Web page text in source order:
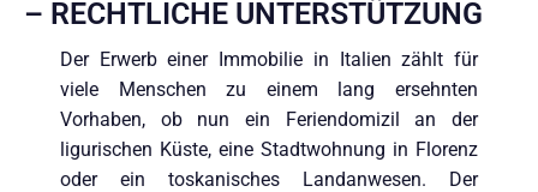
– RECHTLICHE UNTERSTÜTZUNG
Der Erwerb einer Immobilie in Italien zählt für
viele Menschen zu einem lang ersehnten
Vorhaben, ob nun ein Feriendomizil an der
ligurischen Küste, eine Stadtwohnung in Florenz
oder ein toskanisches Landanwesen. Der